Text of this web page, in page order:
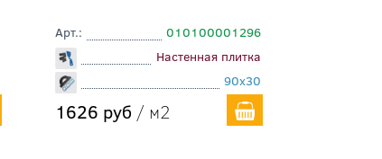
Арт.:
010100001296
Настенная плитка
90x30
1626 руб / м2